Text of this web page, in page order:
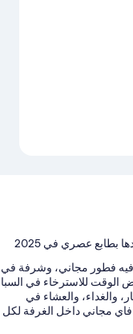
بطابع عصري في 2025
فطور مجاني، وشرفة في
للاسترخاء في السبا
والغداء، والعشاء في
مجاني داخل الغرفة لكل